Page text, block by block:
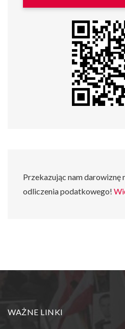
Przekazując nam darowiznę
odliczenia podatkowego!
WAŻNE LINKI